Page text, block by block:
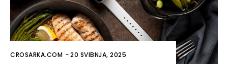
CROSARKA.COM -20 SVIBNJA, 2025